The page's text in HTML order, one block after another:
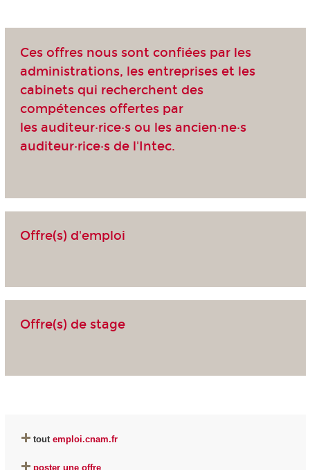
Ces offres nous sont confiées par les
administrations, les entreprises et les
cabinets qui recherchent des
compétences offertes par
les auditeur·rice·s ou les ancien·ne·s
auditeur·rice·s de l'Intec.
Offre(s) d'emploi
Offre(s) de stage
tout emploi.cnam.fr
poster une offre